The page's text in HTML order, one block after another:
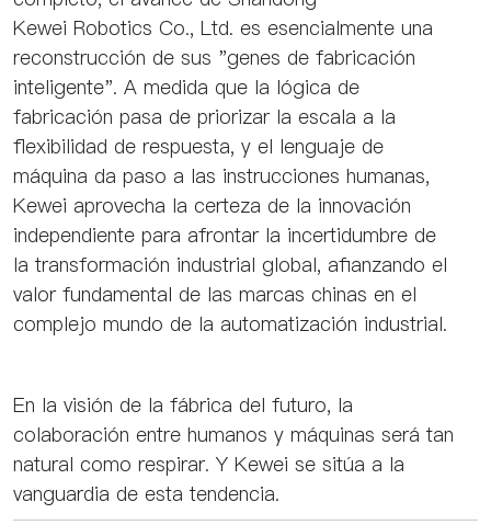
Kewei Robotics Co., Ltd. es esencialmente una
reconstrucción de sus "genes de fabricación
inteligente". A medida que la lógica de
fabricación pasa de priorizar la escala a la
flexibilidad de respuesta, y el lenguaje de
máquina da paso a las instrucciones humanas,
Kewei aprovecha la certeza de la innovación
independiente para afrontar la incertidumbre de
la transformación industrial global, afianzando el
valor fundamental de las marcas chinas en el
complejo mundo de la automatización industrial.
En la visión de la fábrica del futuro, la
colaboración entre humanos y máquinas será tan
natural como respirar. Y Kewei se sitúa a la
vanguardia de esta tendencia.